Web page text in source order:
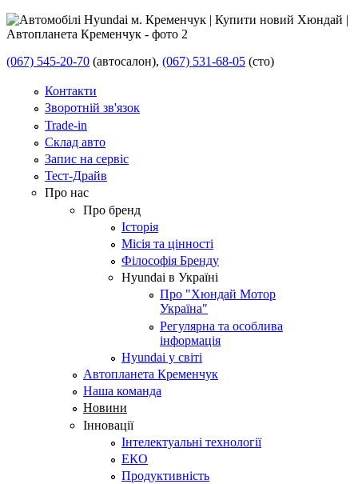
(067) 545-20-70 (автосалон), (067) 531-68-05 (сто)
Контакти
Зворотній зв'язок
Trade-in
Склад авто
Запис на сервіс
Тест-Драйв
Про нас
Про бренд
Історія
Місія та цінності
Філософія Бренду
Hyundai в Україні
Про "Хюндай Мотор
Україна"
Регулярна та особлива
інформація
Hyundai у світі
Автопланета Кременчук
Наша команда
Новини
Інновації
Інтелектуальні технології
ЕКО
Продуктивність